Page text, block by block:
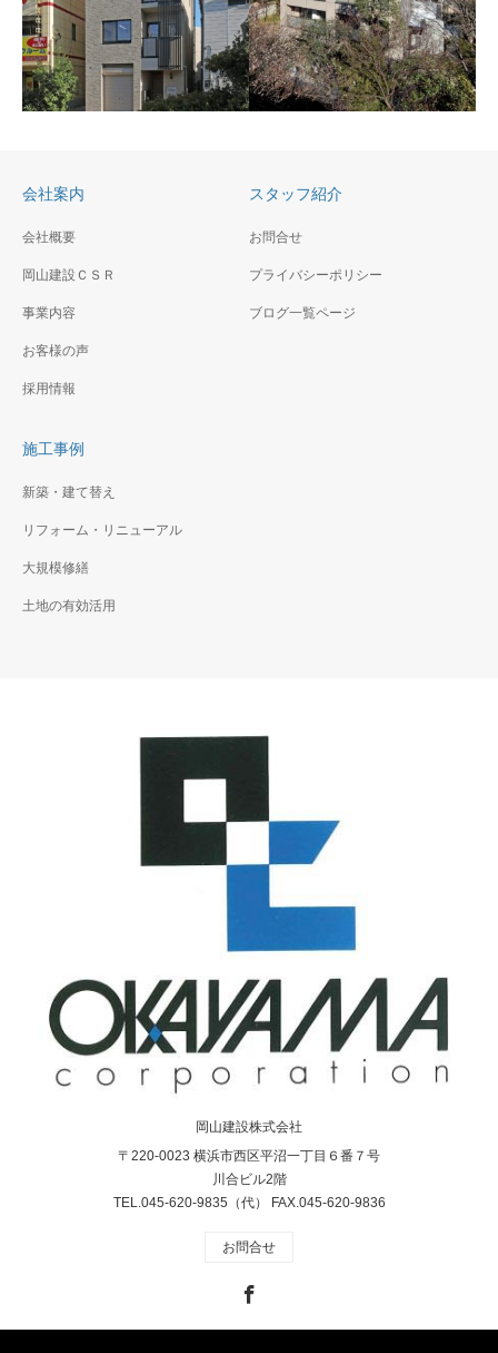
百合ヶ丘カトリック教会
光が印象的
鎌倉Ｉ様邸新築工事
海の見える高台にあるアメリ
カンナイズの品のある住宅
（仮称）神奈川区二ッ谷
ドに特徴のある複合ビル
FC鷹番1丁目計画新築工
会社案内
会社概要
岡山建設ＣＳＲ
事業内容
お客様の声
採用情報
スタッフ紹介
お問合せ
プライバシーポリシー
ブログ一覧ページ
施工事例
新築・建て替え
リフォーム・リニューアル
大規模修繕
土地の有効活用
岡山建設株式会社
〒220-0023 横浜市西区平沼一丁目６番７号
川合ビル2階
TEL.045-620-9835（代） FAX.045-620-9836
お問合せ